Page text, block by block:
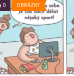
0 OBRÁZKY